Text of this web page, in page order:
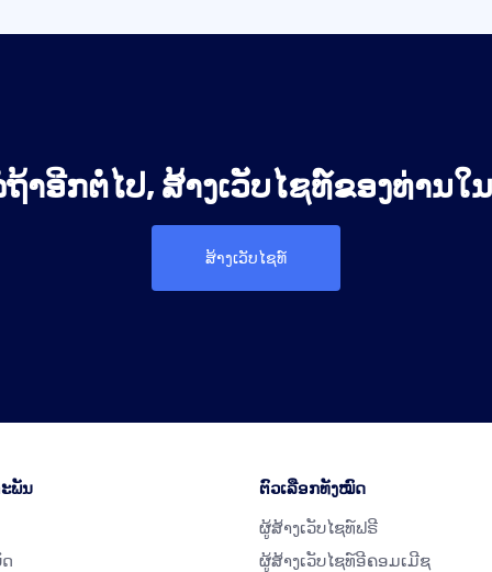
າອີກຕໍ່ໄປ, ສ້າງເວັບໄຊທ໌ຂອງທ່ານໃ
ສ້າງເວັບໄຊທ໌
ພັນ
ຕົວເລືອກທັງໝົດ
ຜູ້ສ້າງເວັບໄຊທ໌ຟຣີ
ຜູ້ສ້າງເວັບໄຊທ໌ອີຄອມເມີຊ